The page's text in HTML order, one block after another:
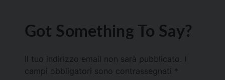
Got Something To Say?
Il tuo indirizzo email non sarà pubblicato.
campi obbligatori sono contrassegnati *